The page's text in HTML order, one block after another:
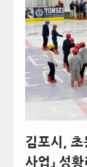
김포시, 초
사업」 성